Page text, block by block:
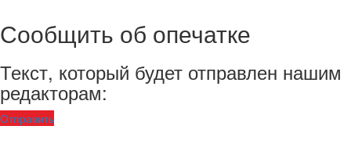
Сообщить об опечатке
Текст, который будет отправлен нашим
редакторам:
Отправить